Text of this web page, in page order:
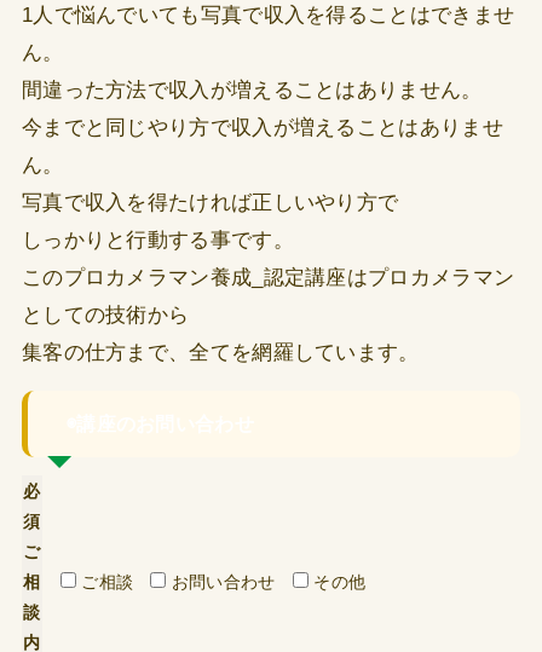
1人で悩んでいても写真で収入を得ることはできませ
ん。
間違った方法で収入が増えることはありません。
今までと同じやり方で収入が増えることはありませ
ん。
写真で収入を得たければ正しいやり方で
しっかりと行動する事です。
このプロカメラマン養成_認定講座はプロカメラマン
としての技術から
集客の仕方まで、全てを網羅しています。
必
須
ご
相
談
内
ご相談 お問い合わせ その他